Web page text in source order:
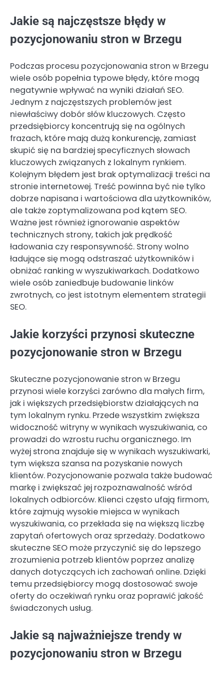
Jakie są najczęstsze błędy w
pozycjonowaniu stron w Brzegu
Podczas procesu pozycjonowania stron w Brzegu
wiele osób popełnia typowe błędy, które mogą
negatywnie wpływać na wyniki działań SEO.
Jednym z najczęstszych problemów jest
niewłaściwy dobór słów kluczowych. Często
przedsiębiorcy koncentrują się na ogólnych
frazach, które mają dużą konkurencję, zamiast
skupić się na bardziej specyficznych słowach
kluczowych związanych z lokalnym rynkiem.
Kolejnym błędem jest brak optymalizacji treści na
stronie internetowej. Treść powinna być nie tylko
dobrze napisana i wartościowa dla użytkowników,
ale także zoptymalizowana pod kątem SEO.
Ważne jest również ignorowanie aspektów
technicznych strony, takich jak prędkość
ładowania czy responsywność. Strony wolno
ładujące się mogą odstraszać użytkowników i
obniżać ranking w wyszukiwarkach. Dodatkowo
wiele osób zaniedbuje budowanie linków
zwrotnych, co jest istotnym elementem strategii
SEO.
Jakie korzyści przynosi skuteczne
pozycjonowanie stron w Brzegu
Skuteczne pozycjonowanie stron w Brzegu
przynosi wiele korzyści zarówno dla małych firm,
jak i większych przedsiębiorstw działających na
tym lokalnym rynku. Przede wszystkim zwiększa
widoczność witryny w wynikach wyszukiwania, co
prowadzi do wzrostu ruchu organicznego. Im
wyżej strona znajduje się w wynikach wyszukiwarki,
tym większa szansa na pozyskanie nowych
klientów. Pozycjonowanie pozwala także budować
markę i zwiększać jej rozpoznawalność wśród
lokalnych odbiorców. Klienci często ufają firmom,
które zajmują wysokie miejsca w wynikach
wyszukiwania, co przekłada się na większą liczbę
zapytań ofertowych oraz sprzedaży. Dodatkowo
skuteczne SEO może przyczynić się do lepszego
zrozumienia potrzeb klientów poprzez analizę
danych dotyczących ich zachowań online. Dzięki
temu przedsiębiorcy mogą dostosować swoje
oferty do oczekiwań rynku oraz poprawić jakość
świadczonych usług.
Jakie są najważniejsze trendy w
pozycjonowaniu stron w Brzegu